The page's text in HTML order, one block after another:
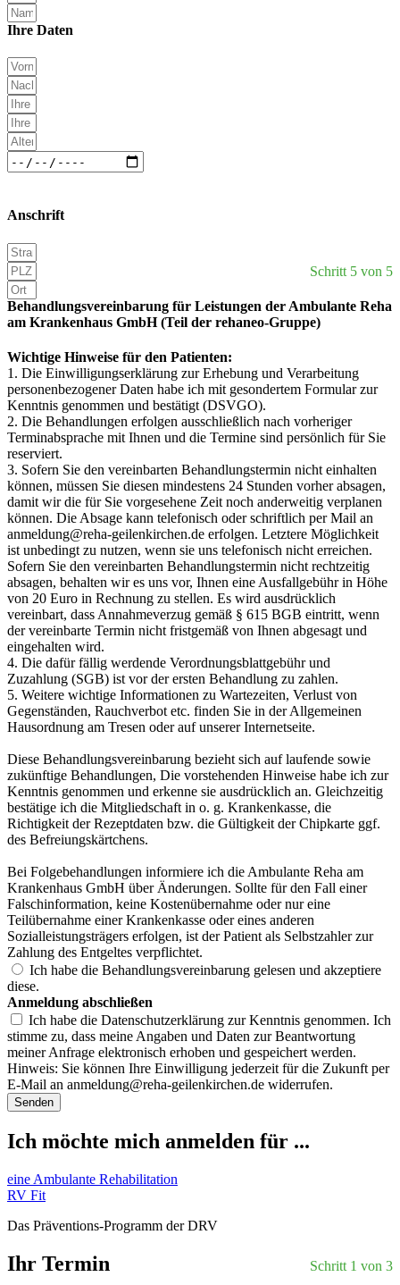
Ihre Daten
Anschrift
Schritt 5 von 5
Behandlungsvereinbarung für Leistungen der Ambulante Reha
am Krankenhaus GmbH (Teil der rehaneo-Gruppe)
Wichtige Hinweise für den Patienten:
1. Die Einwilligungserklärung zur Erhebung und Verarbeitung
personenbezogener Daten habe ich mit gesondertem Formular zur
Kenntnis genommen und bestätigt (DSVGO).
2. Die Behandlungen erfolgen ausschließlich nach vorheriger
Terminabsprache mit Ihnen und die Termine sind persönlich für Sie
reserviert.
3. Sofern Sie den vereinbarten Behandlungstermin nicht einhalten
können, müssen Sie diesen mindestens 24 Stunden vorher absagen,
damit wir die für Sie vorgesehene Zeit noch anderweitig verplanen
können. Die Absage kann telefonisch oder schriftlich per Mail an
anmeldung@reha-geilenkirchen.de erfolgen. Letztere Möglichkeit
ist unbedingt zu nutzen, wenn sie uns telefonisch nicht erreichen.
Sofern Sie den vereinbarten Behandlungstermin nicht rechtzeitig
absagen, behalten wir es uns vor, Ihnen eine Ausfallgebühr in Höhe
von 20 Euro in Rechnung zu stellen. Es wird ausdrücklich
vereinbart, dass Annahmeverzug gemäß § 615 BGB eintritt, wenn
der vereinbarte Termin nicht fristgemäß von Ihnen abgesagt und
eingehalten wird.
4. Die dafür fällig werdende Verordnungsblattgebühr und
Zuzahlung (SGB) ist vor der ersten Behandlung zu zahlen.
5. Weitere wichtige Informationen zu Wartezeiten, Verlust von
Gegenständen, Rauchverbot etc. finden Sie in der Allgemeinen
Hausordnung am Tresen oder auf unserer Internetseite.
Diese Behandlungsvereinbarung bezieht sich auf laufende sowie
zukünftige Behandlungen, Die vorstehenden Hinweise habe ich zur
Kenntnis genommen und erkenne sie ausdrücklich an. Gleichzeitig
bestätige ich die Mitgliedschaft in o. g. Krankenkasse, die
Richtigkeit der Rezeptdaten bzw. die Gültigkeit der Chipkarte ggf.
des Befreiungskärtchens.
Bei Folgebehandlungen informiere ich die Ambulante Reha am
Krankenhaus GmbH über Änderungen. Sollte für den Fall einer
Falschinformation, keine Kostenübernahme oder nur eine
Teilübernahme einer Krankenkasse oder eines anderen
Sozialleistungsträgers erfolgen, ist der Patient als Selbstzahler zur
Zahlung des Entgeltes verpflichtet.
Ich habe die Behandlungsvereinbarung gelesen und akzeptiere
diese.
Anmeldung abschließen
Ich habe die Datenschutzerklärung zur Kenntnis genommen. Ich
stimme zu, dass meine Angaben und Daten zur Beantwortung
meiner Anfrage elektronisch erhoben und gespeichert werden.
Hinweis: Sie können Ihre Einwilligung jederzeit für die Zukunft per
E-Mail an anmeldung@reha-geilenkirchen.de widerrufen.
Senden
Ich möchte mich anmelden für ...
eine Ambulante Rehabilitation
RV Fit
Das Präventions-Programm der DRV
Ihr Termin
Schritt 1 von 3